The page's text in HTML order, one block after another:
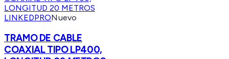
LINKEDPRONuevo
TRAMO DE CABLE
COAXIAL TIPO LP400,